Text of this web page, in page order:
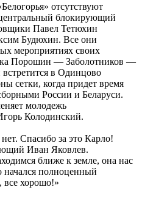
отсутствуют
блокирующий
Павел Тетюхин
Будюхин. Все они
мероприятиях своих
Порошин — Заболотников —
в Одинцово
сетки, когда придет время
России и Беларуси.
молодежь
Колодинский.
Спасибо за это Карло!
Иван Яковлев.
ближе к земле, она нас
начался полноценный
все хорошо!»